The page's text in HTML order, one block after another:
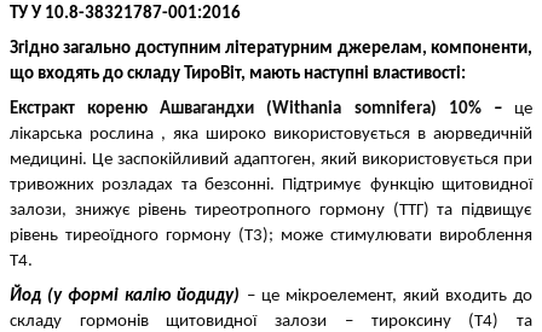
ТУ У 10.8-38321787-001:2016
Згідно загально доступним літературним джерелам, компоненти,
що входять до складу ТироВіт, мають наступні властивості:
Екстракт кореню Ашвагандхи (Withania somnifera) 10%
– це
лікарська рослина , яка широко використовується в аюрведичній
медицині. Це заспокійливий адаптоген, який використовується при
тривожних розладах та безсонні. Підтримує функцію щитовидної
залози, знижує рівень тиреотропного гормону (ТТГ) та підвищує
рівень тиреоїдного гормону (Т3); може стимулювати вироблення
Т4.
Йод (у формі калію йодиду) – це мікроелемент, який входить до
складу гормонів щитовидної залози – тироксину (Т4) та